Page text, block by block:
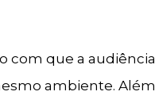
com que a audiência
ambiente. Além